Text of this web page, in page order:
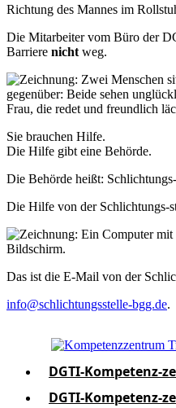
Die Mitarbeiter vom Büro der
Barriere nicht weg.
Sie brauchen Hilfe.
Die Hilfe gibt eine Behörde.
Die Behörde heißt:
Die Hilfe von der Schlichtungs-
Das ist die E-Mail von der
info@schlichtungsstelle-bgg.de.
DGTI-Kompetenz-
DGTI-Kompetenz-